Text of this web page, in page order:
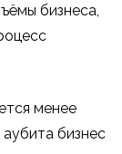
бизнеса,
менее
бизнес